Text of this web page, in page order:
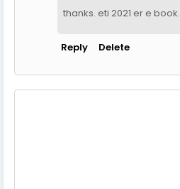
thanks. eti 2021 er e book.
Reply Delete